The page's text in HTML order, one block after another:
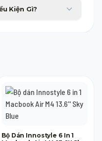
xuất sẽ được đổi máy mới
không tốn phí.
Kiện Gì?
Bộ Dán Innostyle 6 In 1